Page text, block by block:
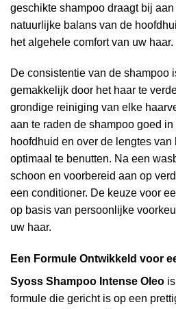
geschikte shampoo draagt bij
natuurlijke balans van de
het algehele comfort van uw haar.
De consistentie van de shampoo
gemakkelijk door het haar te
grondige reiniging van elke
aan te raden de shampoo goed
hoofdhuid en over de lengtes van
optimaal te benutten. Na een
schoon en voorbereid aan op
een conditioner. De keuze voor
op basis van persoonlijke
uw haar.
Een Formule Ontwikkeld voor
Syoss Shampoo Intense Oleo
formule die gericht is op een